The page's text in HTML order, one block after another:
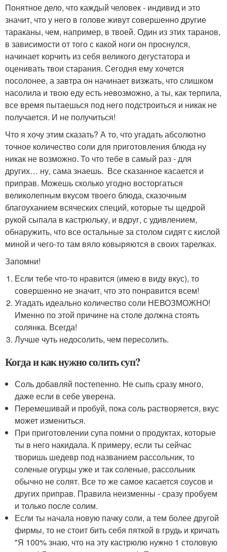
Понятное дело, что каждый человек - индивид и это
значит, что у него в голове живут совершенно другие
тараканы, чем, например, в твоей. Один из этих таранов,
в зависимости от того с какой ноги он проснулся,
начинает корчить из себя великого дегустатора и
оценивать твои старания. Сегодня ему хочется
посолонее, а завтра он начинает визжать, что слишком
насолила и твою еду есть невозможно, а ты, как терпила,
все время пытаешься под него подстроиться и никак не
получается. И не получиться!
Что я хочу этим сказать? А то, что угадать абсолютно
точное количество соли для приготовления блюда ну
никак не возможно. То что тебе в самый раз - для
других… ну, сама знаешь. Все сказанное касается и
приправ. Можешь сколько угодно восторгаться
великолепным вкусом твоего блюда, сказочным
благоуханием всяческих специй, которые ты щедрой
рукой сыпала в кастрюльку, и вдруг, с удивлением,
обнаружить, что все остальные за столом сидят с кислой
миной и чего-то там вяло ковыряются в своих тарелках.
Запомни!
Если тебе что-то нравится (имею в виду вкус), то
совершенно не значит, что это понравится всем!
Угадать идеально количество соли НЕВОЗМОЖНО!
Именно по этой причине на столе должна стоять
солянка. Всегда!
Лучше чуть недосолить, чем пересолить.
Когда и как нужно солить суп?
Соль добавляй постепенно. Не сыпь сразу много,
даже если в себе уверена.
Перемешивай и пробуй, пока соль растворяется, вкус
может измениться.
При приготовлении супа помни о продуктах, которые
ты в него накидала. К примеру, если ты сейчас
творишь шедевр под названием рассольник, то
соленые огурцы уже и так соленые, рассольник
обычно не солят. Все то же самое касается соусов и
других приправ. Правила неизменны - сразу пробуем
и только после солим.
Если ты начала новую пачку соли, а тем более другой
фирмы, то не стоит бить себя пяткой в грудь и кричать
"Я 100% знаю, что на эту кастрюлю нужно 1 столовую